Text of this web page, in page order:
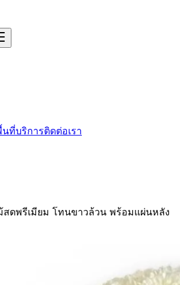
ที่บริการติดต่อเรา
สดพรีเมียม โทนขาวล้วน พร้อมแผ่นหลัง